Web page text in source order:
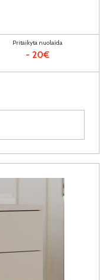
Pritaikyta nuolaida
- 20€